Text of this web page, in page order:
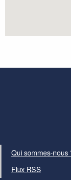
Qui sommes-nous
Flux RSS